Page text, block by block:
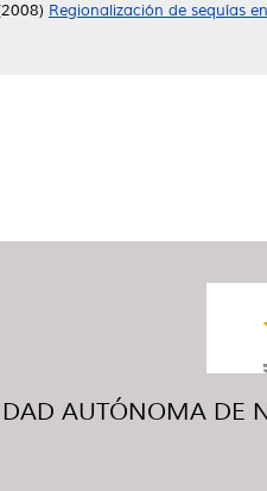
Regionalización de sequías
AUTÓNOMA DE